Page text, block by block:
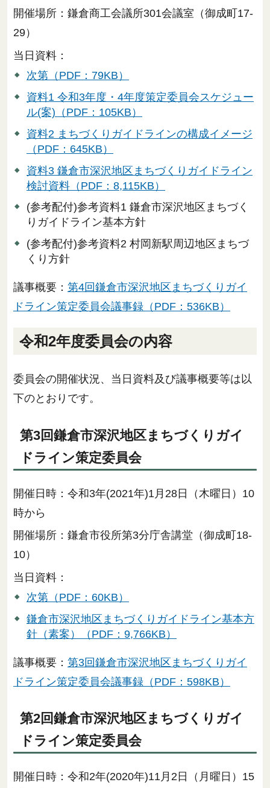
開催場所：鎌倉商工会議所301会議室（御成町17-
29）
当日資料：
次第（PDF：79KB）
資料1 令和3年度・4年度策定委員会スケジュー
ル(案)（PDF：105KB）
資料2 まちづくりガイドラインの構成イメージ
（PDF：645KB）
資料3 鎌倉市深沢地区まちづくりガイドライン
検討資料（PDF：8,115KB）
(参考配付)参考資料1 鎌倉市深沢地区まちづく
りガイドライン基本方針
(参考配付)参考資料2 村岡新駅周辺地区まちづ
くり方針
議事概要： 第4回鎌倉市深沢地区まちづくりガイ
ドライン策定委員会議事録（PDF：536KB）
令和2年度委員会の内容
委員会の開催状況、当日資料及び議事概要等は以
下のとおりです。
第3回鎌倉市深沢地区まちづくりガイ
ドライン策定委員会
開催日時：令和3年(2021年)1月28日（木曜日）10
時から
開催場所：鎌倉市役所第3分庁舎講堂（御成町18-
10）
当日資料：
次第（PDF：60KB）
鎌倉市深沢地区まちづくりガイドライン基本方
針（素案）（PDF：9,766KB）
議事概要： 第3回鎌倉市深沢地区まちづくりガイ
ドライン策定委員会議事録（PDF：598KB）
第2回鎌倉市深沢地区まちづくりガイ
ドライン策定委員会
開催日時：令和2年(2020年)11月2日（月曜日）15